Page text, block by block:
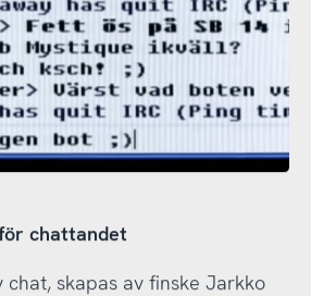
chattandet
chat, skapas av finske Jarkko